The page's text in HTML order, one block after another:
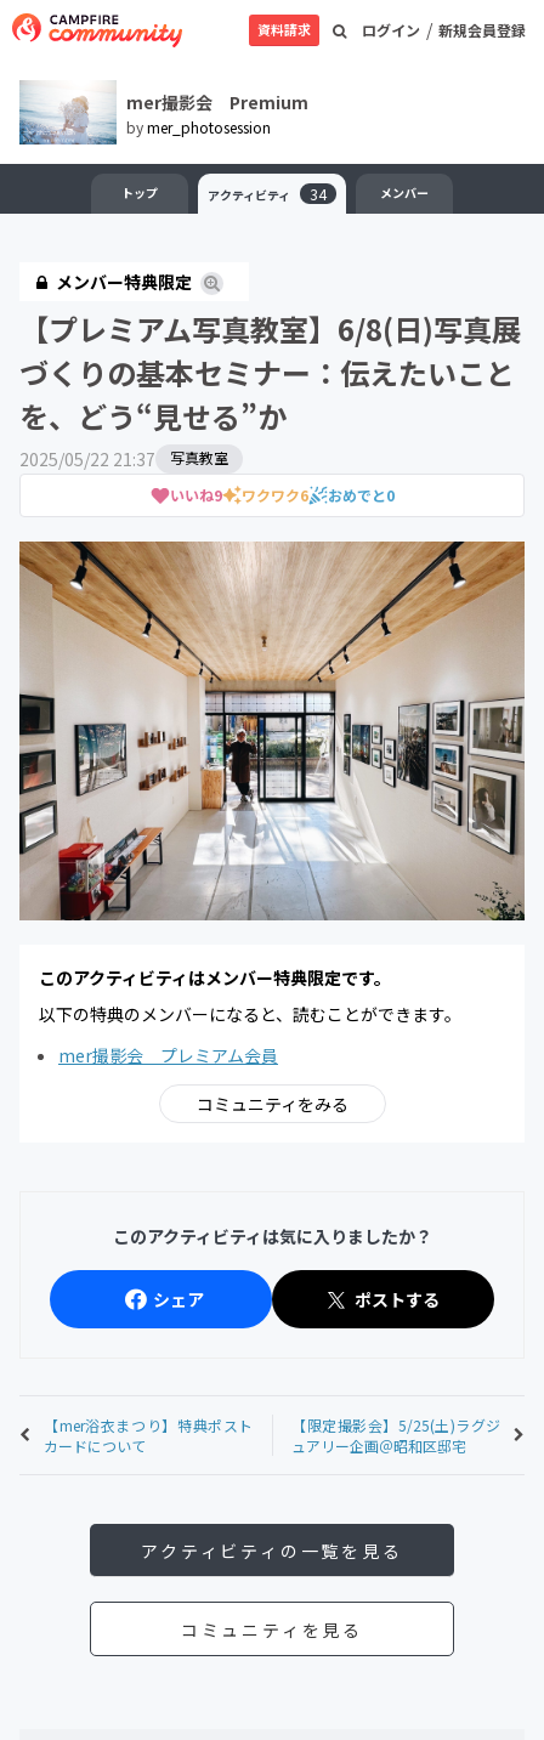
ログイン / 新規会員登録
資料請求
mer撮影会 Premium
bymer_photosession
トップ アクティビティ 34 メンバー
メンバー特典限定
【プレミアム写真教室】6/8(日)写真展
づくりの基本セミナー：伝えたいこと
を、どう“見せる”か
2025/05/22 21:37
いいね9 ワクワク6 おめでと0
写真教室
このアクティビティはメンバー特典限定です。
以下の特典のメンバーになると、読むことができます。
mer撮影会 プレミアム会員
コミュニティをみる
このアクティビティは気に入りましたか？
シェア ポストする
【mer浴衣まつり】特典ポスト
カードについて
【限定撮影会】5/25(土)ラグジ
ュアリー企画＠昭和区邸宅
アクティビティの一覧を見る
コミュニティを見る